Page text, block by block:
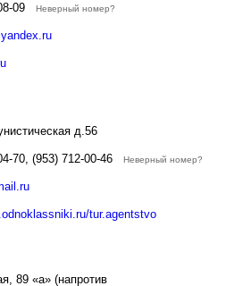
09 Неверный номер?
д.56
70, (953) 712-00-46 Неверный номер?
tur.agentstvo
89 «а» (напротив